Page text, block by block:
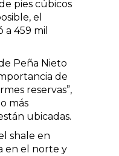
pies cúbicos
el
459 mil
Peña Nieto
de
reservas”,
más
ubicadas.
shale en
en el norte y